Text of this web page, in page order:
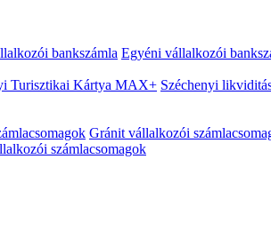
bankszámla Egyéni vállalkozói
Turisztikai Kártya MAX+ Széchenyi
Gránit vállalkozói
számlacsomagok